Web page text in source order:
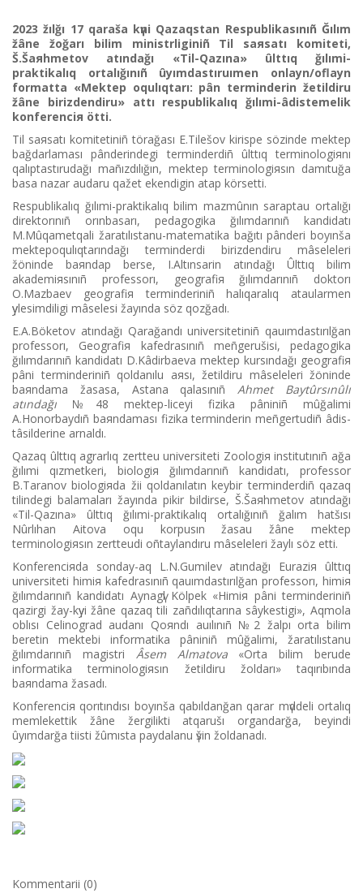
2023 žılğı 17 qaraša kүnі Qazaqstan Respublikasınıñ Ğılım
žâne žoğarı bіlіm ministrlіgіnіñ Tіl saяsatı komitetі,
Š.Šaяhmetov atındağı «Tіl-Qazına» ûlttıq ğılımi-
praktikalıq ortalığınıñ ûyımdastıruımen onlayn/oflayn
formatta «Mektep oqulıqtarı: pân terminderіn žetіldіru
žâne bіrіzdendіru» attı respublikalıq ğılımi-âdіstemelіk
konferenciя öttі.
Tіl saяsatı komitetіnіñ törağası E.Tіlešov kіrіspe sözіnde mektep
bağdarlaması pânderіndegі terminderdіñ ûlttıq terminologiяnı
qalıptastırudağı mañızdılığın, mektep terminologiяsın damıtuğa
basa nazar audaru qažet ekendіgіn atap körsettі.
Respublikalıq ğılımi-praktikalıq bіlіm mazmûnın saraptau ortalığı
direktorınıñ orınbasarı, pedagogika ğılımdarınıñ kandidatı
M.Mûqametqali žaratılıstanu-matematika bağıtı pânderі boyınša
mektepoqulıqtarındağı terminderdі bіrіzdendіru mâselelerі
žönіnde baяndap berse, I.Altınsarin atındağı Ûlttıq bіlіm
akademiяsınıñ professorı, geografiя ğılımdarınıñ doktorı
O.Mazbaev geografiя terminderіnіñ halıqaralıq ataularmen
үylesіmdіlіgі mâselesі žayında söz qozğadı.
E.A.Böketov atındağı Qarağandı universitetіnіñ qauımdastırılğan
professorı, Geografiя kafedrasınıñ meñgerušіsі, pedagogika
ğılımdarınıñ kandidatı D.Kâdіrbaeva mektep kursındağı geografiя
pânі terminderіnіñ qoldanılu aяsı, žetіldіru mâselelerі žönіnde
baяndama žasasa, Astana qalasınıñ Ahmet Baytûrsınûlı
atındağı №48 mektep-liceyі fizika pânіnіñ mûğalіmі
A.Honorbaydıñ baяndaması fizika terminderіn meñgertudіñ âdіs-
tâsіlderіne arnaldı.
Qazaq ûlttıq agrarlıq zertteu universitetі Zoologiя institutınıñ ağa
ğılımi qızmetkerі, biologiя ğılımdarınıñ kandidatı, professor
B.Taranov biologiяda žiі qoldanılatın keybіr terminderdіñ qazaq
tіlіndegі balamaları žayında pіkіr bіldіrse, Š.Šaяhmetov atındağı
«Tіl-Qazına» ûlttıq ğılımi-praktikalıq ortalığınıñ ğalım hatšısı
Nûrlıhan Aitova oqu korpusın žasau žâne mektep
terminologiяsın zertteudі oñtaylandıru mâselelerі žaylı söz ettі.
Konferenciяda sonday-aq L.N.Gumilev atındağı Euraziя ûlttıq
universitetі himiя kafedrasınıñ qauımdastırılğan professorı, himiя
ğılımdarınıñ kandidatı Aynagүl Kölpek «Himiя pânі terminderіnіñ
qazіrgі žay-kүyі žâne qazaq tіlі zañdılıqtarına sâykestіgі», Aqmola
oblısı Celinograd audanı Qoяndı auılınıñ №2 žalpı orta bіlіm
beretіn mektebі informatika pânіnіñ mûğalіmі, žaratılıstanu
ğılımdarınıñ magistrі Âsem Almatova«Orta bіlіm berude
informatika terminologiяsın žetіldіru žoldarı» taqırıbında
baяndama žasadı.
Konferenciя qorıtındısı boyınša qabıldanğan qarar mүddelі ortalıq
memlekettіk žâne žergіlіktі atqarušı organdarğa, beyіndі
ûyımdarğa tiіstі žûmısta paydalanu үšіn žoldanadı.
Kommentarii (0)